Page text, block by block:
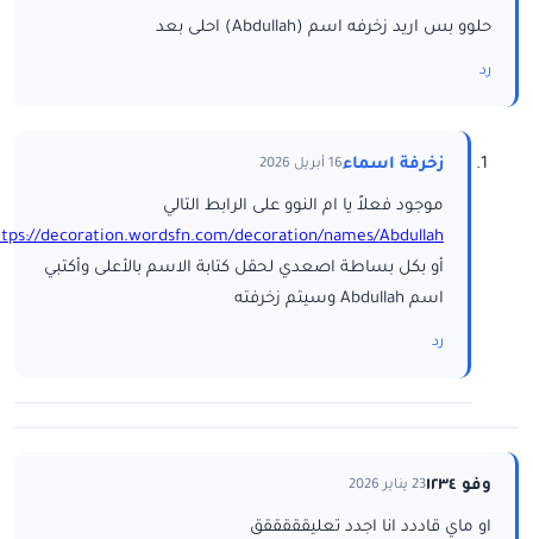
حلوو بس اريد زخرفه اسم (Abdullah) احلى بعد
رد
زخرفة اسماء16 أبريل 2026
موجود فعلاً يا ام النوو على الرابط التالي
decoration.wordsfn.com/decoration/names/Abdullah/
أو بكل بساطة اصعدي لحقل كتابة الاسم بالأعلى وأكتبي
اسم Abdullah وسيتم زخرفته
رد
وفو ١٢٣٤ 23 يناير 2026
او ماي قاددد انا اجدد تعليقققققق